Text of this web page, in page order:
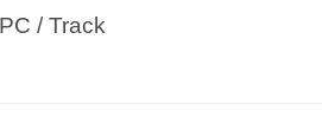
/ Track